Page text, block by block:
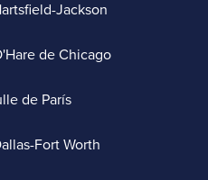
Jackson
de Chicago
de París
Fort Worth